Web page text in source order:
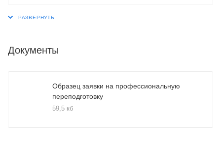
Документы
Образец заявки на профессиональную
переподготовку
59,5 кб